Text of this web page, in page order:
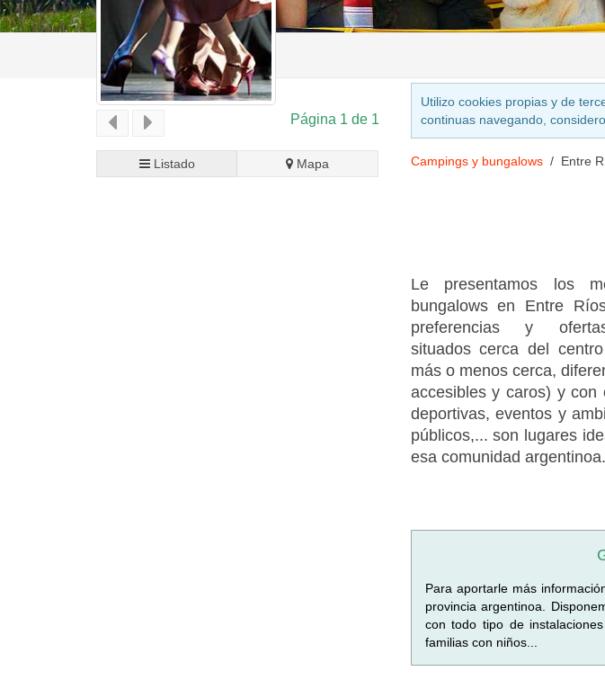
Página 1 de 1
Listado Mapa
Utilizo cookies propias y de
continuas navegando,
Campings y bungalows Entre
Le presentamos los
bungalows en Entre
preferencias y
situados cerca del
más o menos cerca,
accesibles y caros) y con
deportivas, eventos y
públicos,... son lugares
esa comunidad argentinoa.
Para aportarle más
provincia argentinoa.
con todo tipo de
familias con niños...